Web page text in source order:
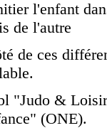
l'enfant
de l'autre
de ces
"Judo &
(ONE).